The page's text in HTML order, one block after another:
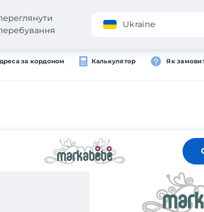
Додаток
за кордоном Калькулятор Як
Ukraine